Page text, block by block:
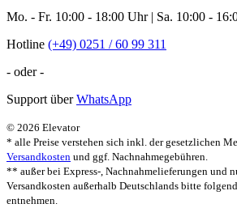
Mo. - Fr. 10:00 - 18:00 Uhr | Sa. 10:00 -
Hotline (+49) 0251 / 60 99 311
- oder -
Support überWhatsApp
© 2026 Elevator
* alle Preise verstehen sich inkl. der gesetzlichen
Versandkosten und ggf. Nachnahmegebühren.
** außer bei Express-, Nachnahmelieferungen und
Versandkosten außerhalb Deutschlands bitte
entnehmen.